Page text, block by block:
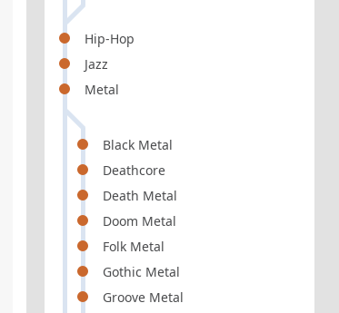
Hip-Hop
Jazz
Metal
Black Metal
Deathcore
Death Metal
Doom Metal
Folk Metal
Gothic Metal
Groove Metal